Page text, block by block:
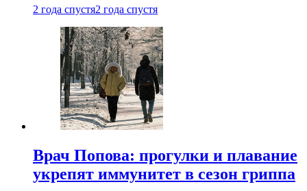
2 года спустя2 года спустя
Врач Попова: прогулки и плавание
укрепят иммунитет в сезон гриппа